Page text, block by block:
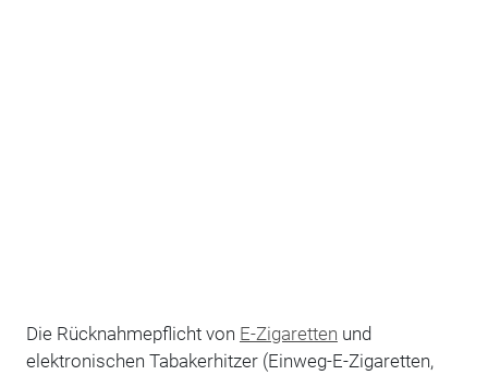
Die Rücknahmepflicht von E-Zigaretten und
elektronischen Tabakerhitzer (Einweg-E-Zigaretten,